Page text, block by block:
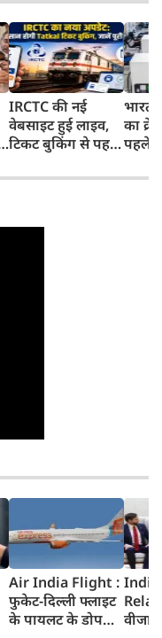
IRCTC की नई
वेबसाइट हुई लाइव,
टिकट बुकिंग से पहले
काम, जानें पूरा
भारत
का
पहले
और
Air India Flight :
फुकेट-दिल्ली फ्लाइट
के पायलट के डोप
वीजा